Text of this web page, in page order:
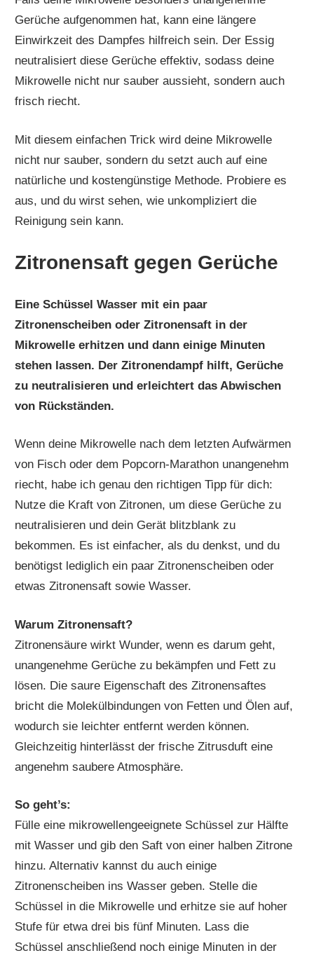
Gerüche aufgenommen hat, kann eine längere
Einwirkzeit des Dampfes hilfreich sein. Der Essig
neutralisiert diese Gerüche effektiv, sodass deine
Mikrowelle nicht nur sauber aussieht, sondern auch
frisch riecht.
Mit diesem einfachen Trick wird deine Mikrowelle
nicht nur sauber, sondern du setzt auch auf eine
natürliche und kostengünstige Methode. Probiere es
aus, und du wirst sehen, wie unkompliziert die
Reinigung sein kann.
Zitronensaft gegen Gerüche
Eine Schüssel Wasser mit ein paar
Zitronenscheiben oder Zitronensaft in der
Mikrowelle erhitzen und dann einige Minuten
stehen lassen. Der Zitronendampf hilft, Gerüche
zu neutralisieren und erleichtert das Abwischen
von Rückständen.
Wenn deine Mikrowelle nach dem letzten Aufwärmen
von Fisch oder dem Popcorn-Marathon unangenehm
riecht, habe ich genau den richtigen Tipp für dich:
Nutze die Kraft von Zitronen, um diese Gerüche zu
neutralisieren und dein Gerät blitzblank zu
bekommen. Es ist einfacher, als du denkst, und du
benötigst lediglich ein paar Zitronenscheiben oder
etwas Zitronensaft sowie Wasser.
Warum Zitronensaft?
Zitronensäure wirkt Wunder, wenn es darum geht,
unangenehme Gerüche zu bekämpfen und Fett zu
lösen. Die saure Eigenschaft des Zitronensaftes
bricht die Molekülbindungen von Fetten und Ölen auf,
wodurch sie leichter entfernt werden können.
Gleichzeitig hinterlässt der frische Zitrusduft eine
angenehm saubere Atmosphäre.
So geht’s:
Fülle eine mikrowellengeeignete Schüssel zur Hälfte
mit Wasser und gib den Saft von einer halben Zitrone
hinzu. Alternativ kannst du auch einige
Zitronenscheiben ins Wasser geben. Stelle die
Schüssel in die Mikrowelle und erhitze sie auf hoher
Stufe für etwa drei bis fünf Minuten. Lass die
Schüssel anschließend noch einige Minuten in der